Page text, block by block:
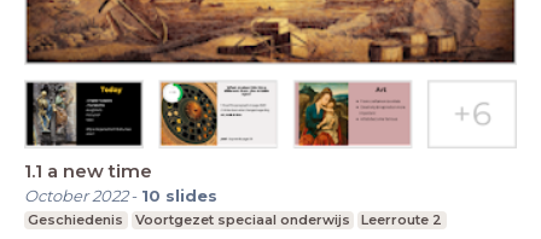
1.1 a new time
October 2022- 10 slides
Geschiedenis Voortgezet speciaal onderwijs Leerroute 2